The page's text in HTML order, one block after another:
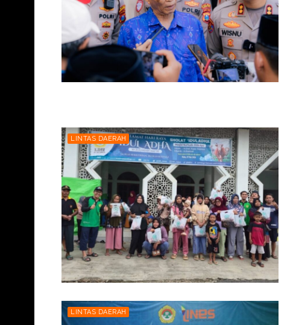
LINTAS DAERAH
LINTAS DAERAH